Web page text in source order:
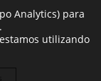
Analytics) para
utilizando